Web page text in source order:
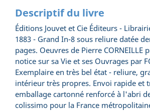
Descriptif du livre
Éditions Jouvet et Cie Éditeurs -
1883 - Grand In-8 sous reliure datée
pages. Oeuvres de Pierre CORNEILLE
notice sur sa Vie et ses Ouvrages par
Exemplaire en très bel état - reliure,
intérieur très propres. Envoi rapide et
emballage cartonné renforcé à l'abri
colissimo pour la France